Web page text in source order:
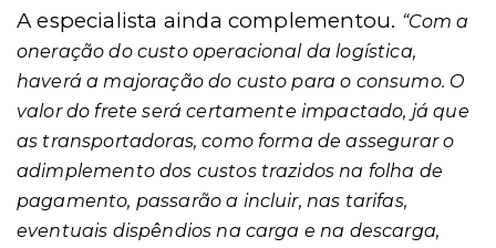
A especialista ainda complementou. “Com a
oneração do custo operacional da logística,
haverá a majoração do custo para o consumo. O
valor do frete será certamente impactado, já que
as transportadoras, como forma de assegurar o
adimplemento dos custos trazidos na folha de
pagamento, passarão a incluir, nas tarifas,
eventuais dispêndios na carga e na descarga,